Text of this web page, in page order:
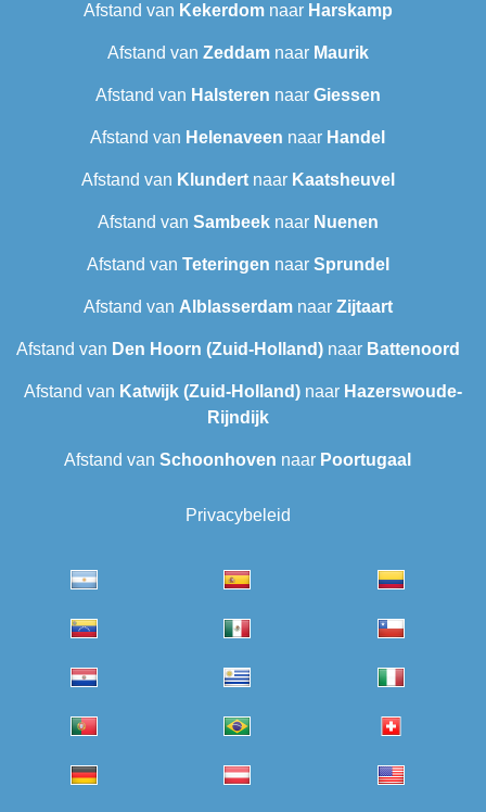
Afstand van Kekerdomnaar Harskamp
Afstand van Zeddamnaar Maurik
Afstand van Halsteren naar Giessen
Afstand van Helenaveen naar Handel
Afstand van Klundertnaar Kaatsheuvel
Afstand van Sambeeknaar Nuenen
Afstand van Teteringen naar Sprundel
Afstand van Alblasserdamnaar Zijtaart
Afstand van Den Hoorn (Zuid-Holland)naar Battenoord
Afstand van Katwijk (Zuid-Holland) naar Hazerswoude-
Rijndijk
Afstand van Schoonhoven naar Poortugaal
Privacybeleid